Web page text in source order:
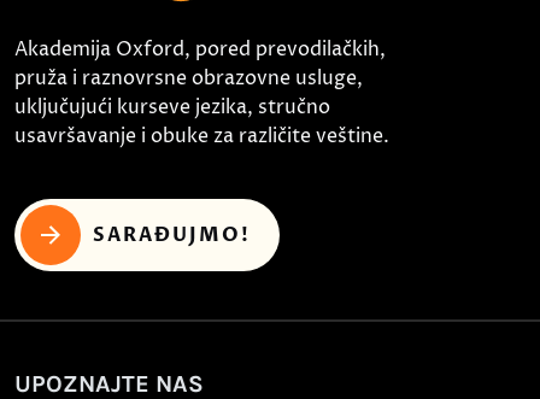
Akademija Oxford, pored prevodilačkih,
pruža i raznovrsne obrazovne usluge,
uključujući kurseve jezika, stručno
usavršavanje i obuke za različite veštine.
SARAĐUJMO!
UPOZNAJTE NAS